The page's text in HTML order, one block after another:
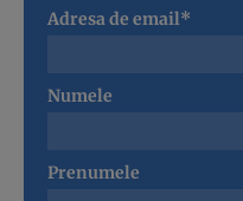
Adresa de email*
Numele
Prenumele